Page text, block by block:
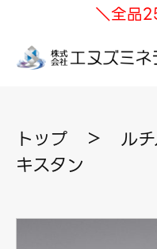
＼全品
トップ ＞ ル
キスタン